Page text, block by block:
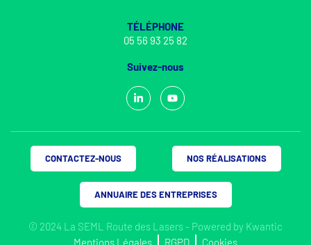
TÉLÉPHONE
05 56 93 25 82
Suivez-nous
© 2024 La SEML Route des Lasers - Powered by Kwantic
Mentions Légales
RGPD Cookies
CONTACTEZ-NOUS NOS RÉALISATIONS
ANNUAIRE DES ENTREPRISES